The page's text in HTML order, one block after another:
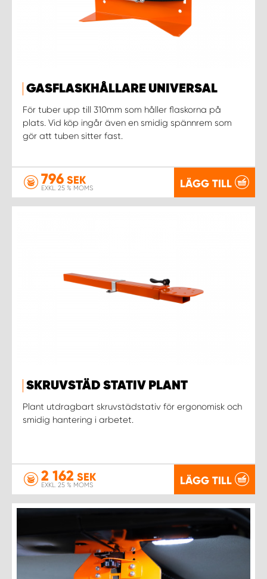
GASFLASKHÅLLARE UNIVERSAL
För tuber upp till 310mm som håller flaskorna på
plats. Vid köp ingår även en smidig spännrem som
gör att tuben sitter fast.
796 SEK
EXKL. 25 % MOMS LÄGG TILL
SKRUVSTÄD STATIV PLANT
Plant utdragbart skruvstädstativ för ergonomisk och
smidig hantering i arbetet.
2 162 SEK
EXKL. 25 % MOMS LÄGG TILL